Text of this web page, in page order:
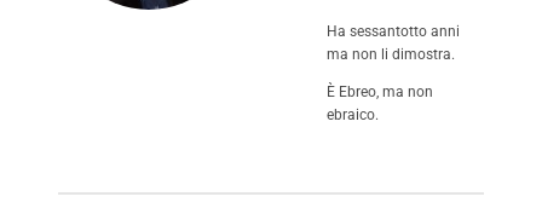
Ha sessantotto anni
ma non li dimostra.
È Ebreo, ma non
ebraico.